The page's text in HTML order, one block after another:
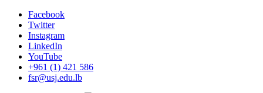
Facebook
Twitter
Instagram
LinkedIn
YouTube
+961 (1) 421 586
fsr@usj.edu.lb